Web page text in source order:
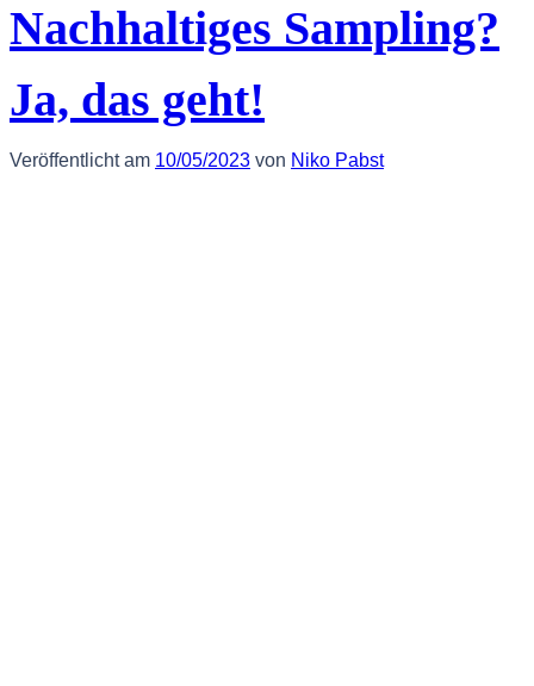
Nachhaltiges Sampling?
Ja, das geht!
Veröffentlicht am 10/05/2023 von Niko Pabst